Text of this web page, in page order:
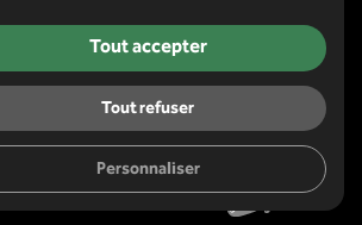
- 12h00 / 13h30 - 18h00
Tout accepter
Tout refuser
Personnaliser